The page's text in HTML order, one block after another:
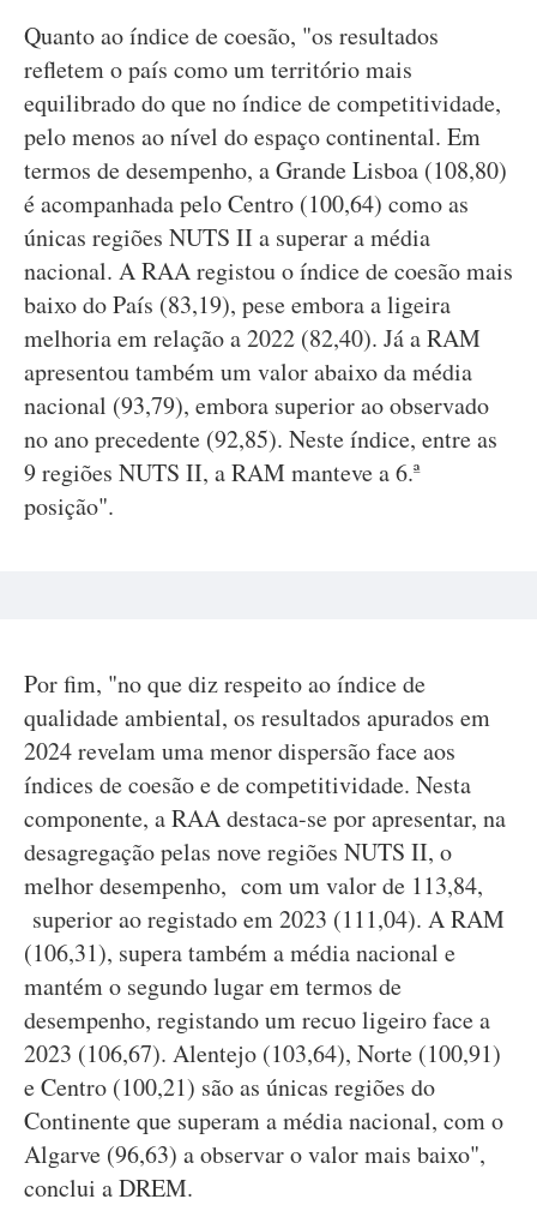
Quanto ao índice de coesão, "os resultados
refletem o país como um território mais
equilibrado do que no índice de competitividade,
pelo menos ao nível do espaço continental. Em
termos de desempenho, a Grande Lisboa (108,80)
é acompanhada pelo Centro (100,64) como as
únicas regiões NUTS II a superar a média
nacional. A RAA registou o índice de coesão mais
baixo do País (83,19), pese embora a ligeira
melhoria em relação a 2022 (82,40). Já a RAM
apresentou também um valor abaixo da média
nacional (93,79), embora superior ao observado
no ano precedente (92,85). Neste índice, entre as
9 regiões NUTS II, a RAM manteve a 6.ª
posição".
Por fim, "no que diz respeito ao índice de
qualidade ambiental, os resultados apurados em
2024 revelam uma menor dispersão face aos
índices de coesão e de competitividade. Nesta
componente, a RAA destaca-se por apresentar, na
desagregação pelas nove regiões NUTS II, o
melhor desempenho, com um valor de 113,84,
superior ao registado em 2023 (111,04). A RAM
(106,31), supera também a média nacional e
mantém o segundo lugar em termos de
desempenho, registando um recuo ligeiro face a
2023 (106,67). Alentejo (103,64), Norte (100,91)
e Centro (100,21) são as únicas regiões do
Continente que superam a média nacional, com o
Algarve (96,63) a observar o valor mais baixo",
conclui a DREM.